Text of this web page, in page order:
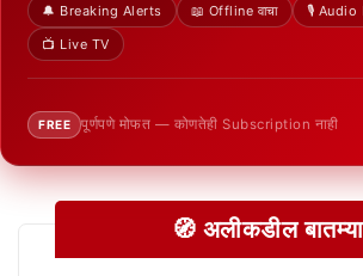
🔔 Breaking Alerts 📖 Offline वाचा
🎙️ Audio
📺 Live TV
FREE पूर्णपणे मोफत — कोणतेही Subscription नाही
🧭 अलीकडील बातम्या